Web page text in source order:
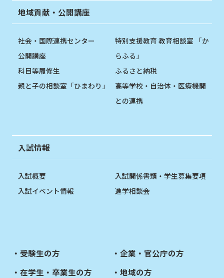
地域貢献・公開講座
社会・国際連携センター
公開講座
科目等履修生
親と子の相談室「ひまわり」
特別支援教育 教育相談室 「か
らふる」
ふるさと納税
高等学校・自治体・医療機関
との連携
入試情報
入試概要
入試イベント情報
入試関係書類・学生募集要項
進学相談会
受験生の方
在学生・卒業生の方
企業・官公庁の方
地域の方